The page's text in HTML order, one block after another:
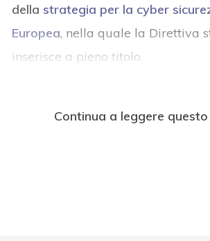
della strategia per la cyber
Europea, nella quale la Direttiva
inserisce a pieno titolo.
Continua a leggere